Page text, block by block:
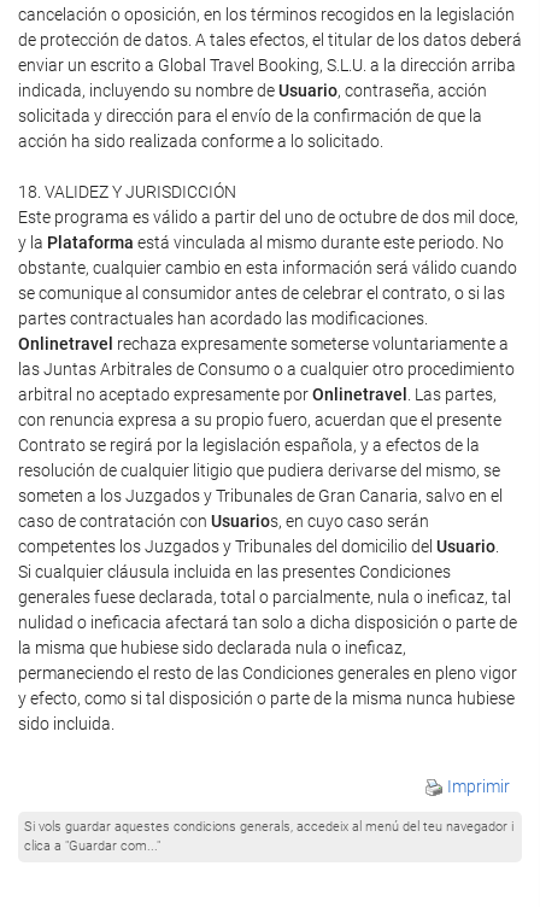
cancelación o oposición, en los términos recogidos en la legislación
de protección de datos. A tales efectos, el titular de los datos deberá
enviar un escrito a Global Travel Booking, S.L.U. a la dirección arriba
indicada, incluyendo su nombre deUsuario, contraseña, acción
solicitada y dirección para el envío de la confirmación de que la
acción ha sido realizada conforme a lo solicitado.
18. VALIDEZ Y JURISDICCIÓN
Este programa es válido a partir del uno de octubre de dos mil doce,
y la Plataforma está vinculada al mismo durante este periodo. No
obstante, cualquier cambio en esta información será válido cuando
se comunique al consumidor antes de celebrar el contrato, o si las
partes contractuales han acordado las modificaciones.
Onlinetravel rechaza expresamente someterse voluntariamente a
las Juntas Arbitrales de Consumo o a cualquier otro procedimiento
arbitral no aceptado expresamente porOnlinetravel
. Las partes,
con renuncia expresa a su propio fuero, acuerdan que el presente
Contrato se regirá por la legislación española, y a efectos de la
resolución de cualquier litigio que pudiera derivarse del mismo, se
someten a los Juzgados y Tribunales de Gran Canaria, salvo en el
caso de contratación con Usuarios, en cuyo caso serán
competentes los Juzgados y Tribunales del domicilio del Usuario
Si cualquier cláusula incluida en las presentes Condiciones
generales fuese declarada, total o parcialmente, nula o ineficaz, tal
nulidad o ineficacia afectará tan solo a dicha disposición o parte de
la misma que hubiese sido declarada nula o ineficaz,
permaneciendo el resto de las Condiciones generales en pleno vigor
y efecto, como si tal disposición o parte de la misma nunca hubiese
sido incluida.
Imprimir
Si vols guardar aquestes condicions generals, accedeix al menú del teu navegador i
clica a "Guardar com..."